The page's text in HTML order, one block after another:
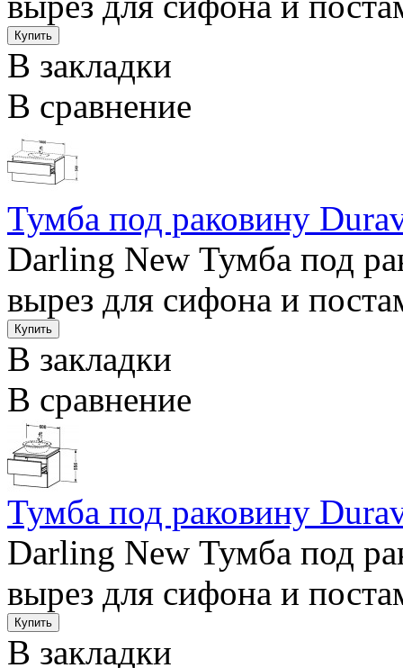
В закладки
В сравнение
Тумба под раковину
Darling New Тумба под
вырез для сифона и
В закладки
В сравнение
Тумба под раковину
Darling New Тумба под
вырез для сифона и
В закладки